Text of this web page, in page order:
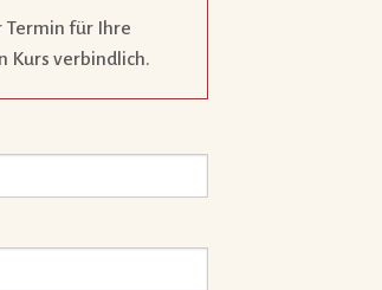
Termin für Ihre
Kurs verbindlich.